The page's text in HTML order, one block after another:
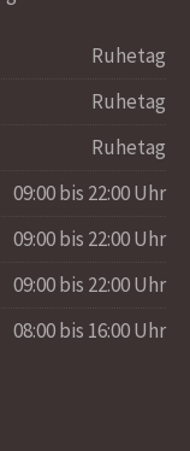
Ruhetag
Ruhetag
Ruhetag
09:00 bis 22:00 Uhr
09:00 bis 22:00 Uhr
09:00 bis 22:00 Uhr
08:00 bis 16:00 Uhr